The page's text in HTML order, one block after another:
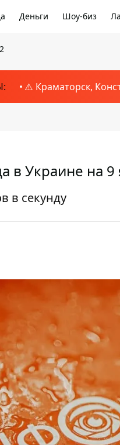
Деньги Шоу-биз
⚠️ Краматорск,
в Украине на 9
в секунду